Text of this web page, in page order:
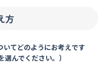
方
いてどのようにお考えです
んでください。〕